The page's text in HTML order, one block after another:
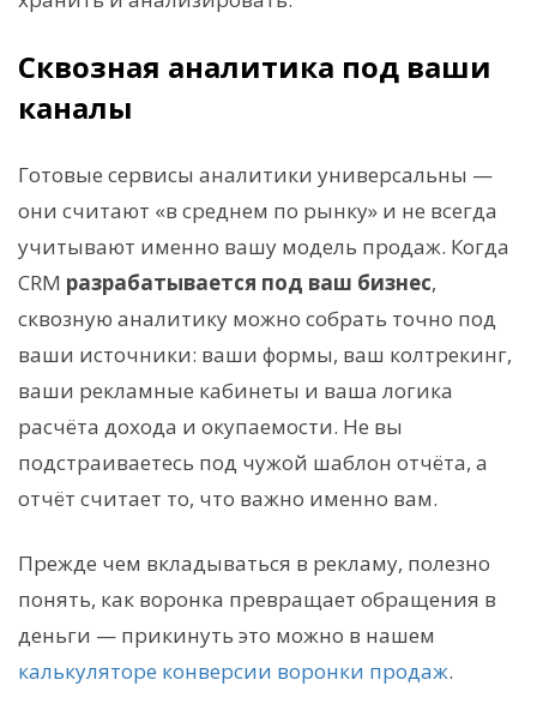
Сквозная аналитика под ваши
каналы
Готовые сервисы аналитики универсальны —
они считают «в среднем по рынку» и не всегда
учитывают именно вашу модель продаж. Когда
CRM разрабатывается под ваш бизнес,
сквозную аналитику можно собрать точно под
ваши источники: ваши формы, ваш колтрекинг,
ваши рекламные кабинеты и ваша логика
расчёта дохода и окупаемости. Не вы
подстраиваетесь под чужой шаблон отчёта, а
отчёт считает то, что важно именно вам.
Прежде чем вкладываться в рекламу, полезно
понять, как воронка превращает обращения в
деньги — прикинуть это можно в нашем
калькуляторе конверсии воронки продаж.